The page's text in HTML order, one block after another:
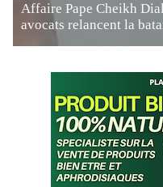
Affaire Pape Cheikh
avocats relancent la